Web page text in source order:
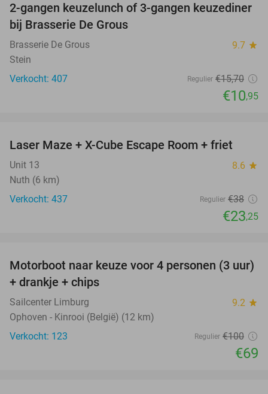
30%
2-gangen keuzelunch of 3-gangen keuzediner
bij Brasserie De Grous
Brasserie De Grous 9.7 star
Stein
Verkocht: 407
Regulier €15,70
€10,95
39%
Laser Maze + X-Cube Escape Room + friet
Unit 13 8.6 star
Nuth (6 km)
Verkocht: 437
Regulier €38
€23,25
31%
Motorboot naar keuze voor 4 personen (3 uur)
+ drankje + chips
Sailcenter Limburg 9.2 star
Ophoven - Kinrooi (België) (12 km)
Verkocht: 123
Regulier €100
€69